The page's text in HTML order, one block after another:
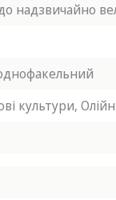
надзвичайно
культури,